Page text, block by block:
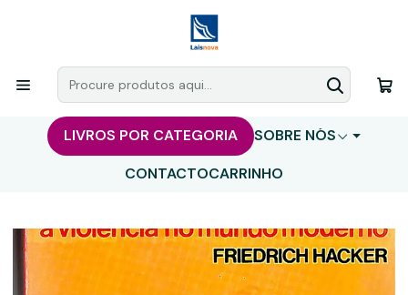
LIVROS POR CATEGORIA
SOBRE NÓS
CONTACTOCARRINHO